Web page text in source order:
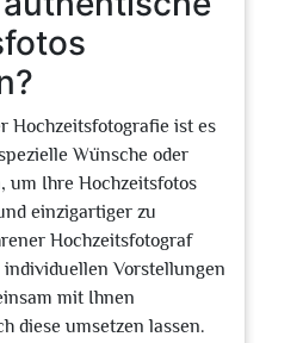
Hochzeitsfotografie ist es
Wünsche oder
um Ihre Hochzeitsfotos
einzigartiger zu
Hochzeitsfotograf
Vorstellungen
mit Ihnen
diese umsetzen lassen.